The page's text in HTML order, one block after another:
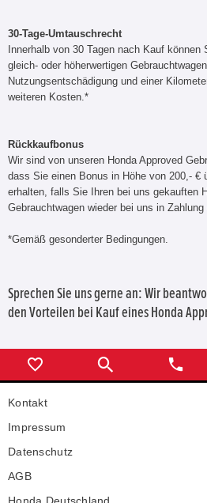
30-Tage-Umtauschrecht
Innerhalb von 30 Tagen nach Kauf können
gleich- oder höherwertigen
Nutzungsentschädigung und einer
weiteren Kosten.*
Rückkaufbonus
Wir sind von unseren Honda Approved
dass Sie einen Bonus in Höhe von 200,- €
erhalten, falls Sie Ihren bei uns gekauften
Gebrauchtwagen wieder bei uns in Zahlung
*Gemäß gesonderter Bedingungen.
Sprechen Sie uns gerne an: Wir
den Vorteilen bei Kauf eines Honda
Kontakt
Impressum
Datenschutz
AGB